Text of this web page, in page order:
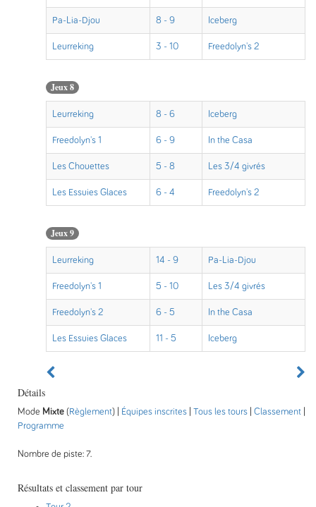
Pa-Lia-Djou 8 - 9 Iceberg
Leurreking 3 - 10 Freedolyn's 2
Jeux 8
Leurreking 8 - 6 Iceberg
Freedolyn's 1 6 - 9 In the Casa
Les Chouettes 5 - 8 Les 3/4 givrés
Les Essuies Glaces 6 - 4 Freedolyn's 2
Jeux 9
Leurreking 14 - 9 Pa-Lia-Djou
Freedolyn's 1 5 - 10 Les 3/4 givrés
Freedolyn's 2 6 - 5 In the Casa
Les Essuies Glaces 11 - 5 Iceberg
Détails
Mode Mixte (Règlement) | Équipes inscrites Tous les tours Classement
Programme
Nombre de piste: 7.
Résultats et classement par tour